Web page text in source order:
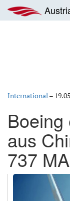
Inhalt
springen
International–
aus
737